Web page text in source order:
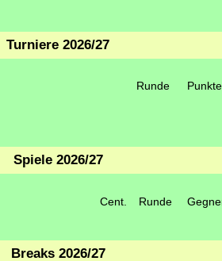
Turniere 2026/27
Runde Punkte
Spiele 2026/27
Cent. Runde
Breaks 2026/27